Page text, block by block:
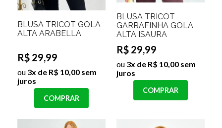
BLUSA TRICOT GOLA
ALTA ARABELLA
R$ 29,99
ou 3x de R$ 10,00 sem
juros
COMPRAR
BLUSA TRICOT
GARRAFINHA GOLA
ALTA ISAURA
R$ 29,99
ou 3x de R$ 10,00 sem
juros
COMPRAR